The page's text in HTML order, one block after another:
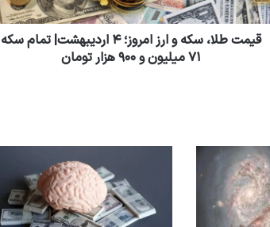
قیمت طلا، سکه و ارز امروز؛ ۴ اردیبهشت| تمام سکه
۷۱ میلیون و ۹۰۰ هزار تومان